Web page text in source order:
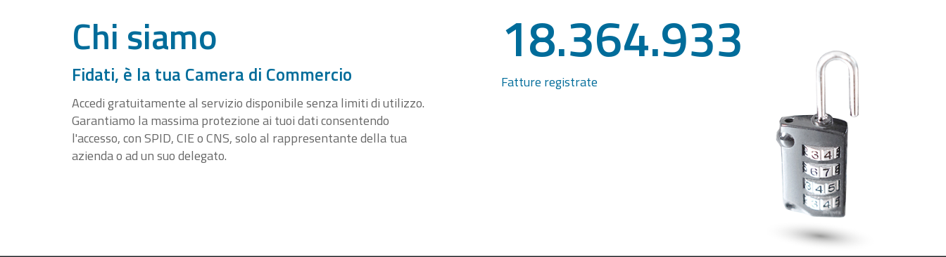
Chi siamo
Fidati, è la tua Camera di Commercio
Accedi gratuitamente al servizio disponibile senza limiti di utilizzo.
Garantiamo la massima protezione ai tuoi dati consentendo
l'accesso, con SPID, CIE o CNS, solo al rappresentante della tua
azienda o ad un suo delegato.
18.364.933
Fatture registrate